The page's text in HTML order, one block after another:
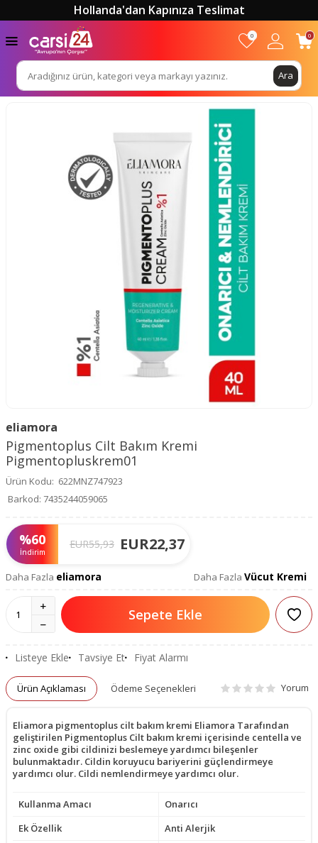
Hollanda'dan Kapınıza Teslimat
Ara
0 0
eliamora
Pigmentoplus Cilt Bakım Kremi
Pigmentopluskrem01
Ürün Kodu: 622MNZ747923
Barkod: 7435244059065
%60
İndirim
EUR55,93 EUR22,37
Daha Fazla eliamora Daha Fazla Vücut Kremi
Sepete Ekle
Listeye Ekle Tavsiye Et Fiyat Alarmı
Ürün Açıklaması Ödeme Seçenekleri Yorum
Eliamora pigmentoplus cilt bakım kremi Eliamora Tarafından
geliştirilen Pigmentoplus Cilt bakım kremi içerisinde centella ve
zinc oxide gibi cildinizi beslemeye yardımcı bileşenler
bulunmaktadır. Cildin koruyucu bariyerini güçlendirmeye
yardımcı olur. Cildi nemlendirmeye yardımcı olur.
Kullanma Amacı
Onarıcı
Ek Özellik
Anti Alerjik